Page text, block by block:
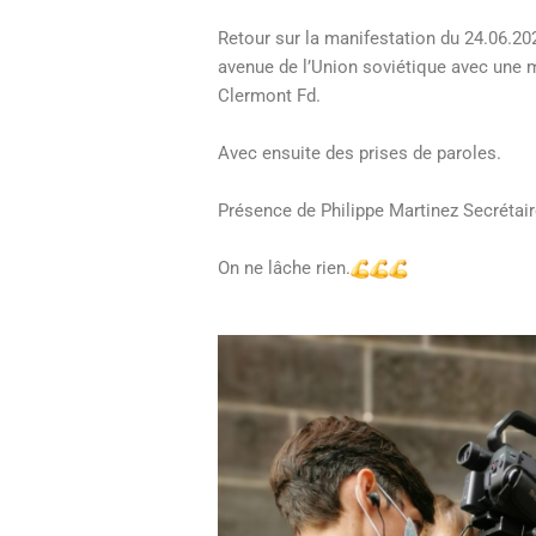
Retour sur la manifestation du
avenue de l’Union soviétique avec
Clermont Fd.
Avec ensuite des prises de paroles.
Présence de Philippe Martinez
On ne lâche rien.